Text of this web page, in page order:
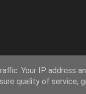
Your IP address
quality of service,